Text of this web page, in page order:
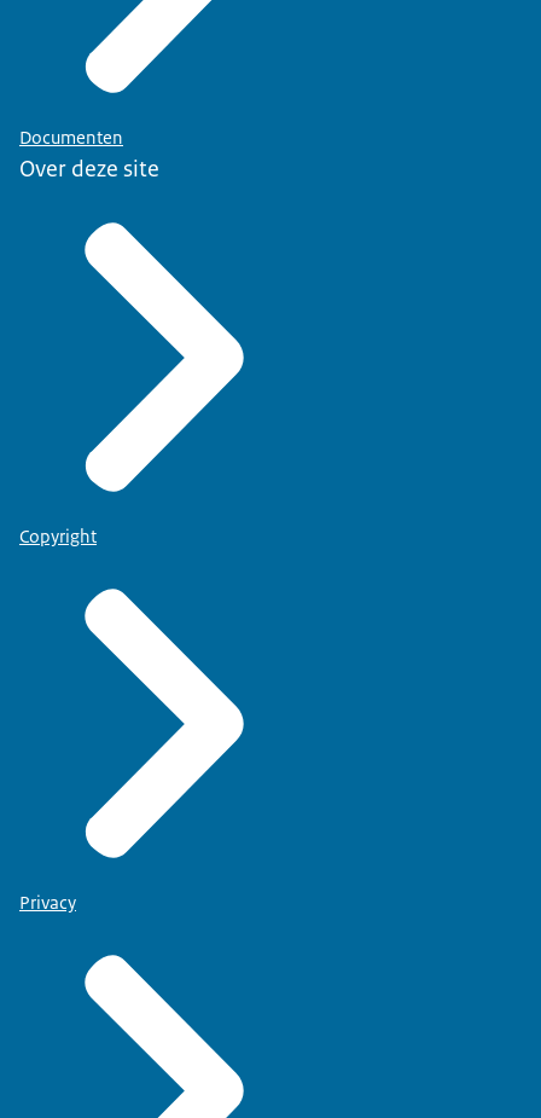
Documenten
Over deze site
Copyright
Privacy